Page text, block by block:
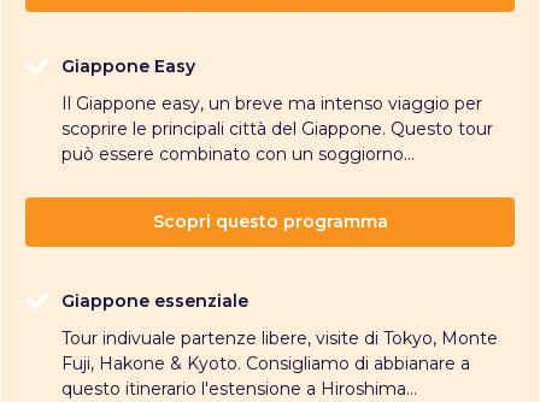
Giappone Easy
Il Giappone easy, un breve ma intenso viaggio per
scoprire le principali città del Giappone. Questo tour
può essere combinato con un soggiorno...
Scopri questo programma
Giappone essenziale
Tour indivuale partenze libere, visite di Tokyo, Monte
Fuji, Hakone & Kyoto. Consigliamo di abbianare a
questo itinerario l'estensione a Hiroshima...